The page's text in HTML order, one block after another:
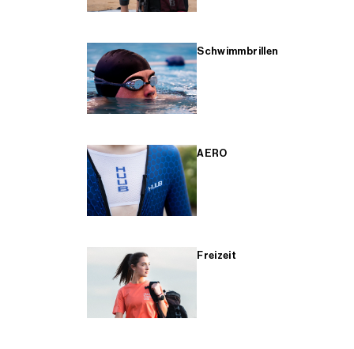
Schwimmbrillen
AERO
Freizeit